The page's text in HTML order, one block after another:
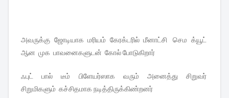
அவருக்கு ஜோடியாக மரியம் கேரக்டரில் மீனாட்சி செம க்யூட்
ஆன முக பாவனைகளுடன் கோல் போடுகிறார்
ஃபுட் பால் டீம் பிளேயர்ஸாக வரும் அனைத்து சிறுவர்
சிறுமிகளும் கச்சிதமாக நடித்திருக்கிண்றனர்